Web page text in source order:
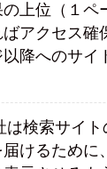
上位（１ペ
アクセス確
以降へのサイ
は検索サイト
けるために